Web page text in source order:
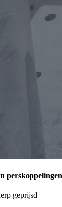
perskoppelingen
geprijsd